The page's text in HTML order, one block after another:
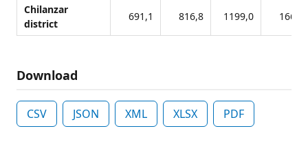
Chilanzar
district
691,1 816,8 1199,0
Download
CSV JSON XML XLSX PDF